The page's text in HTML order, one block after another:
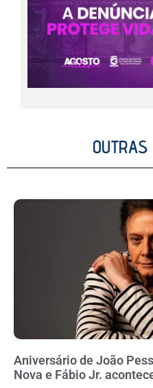
Aniversário de João
Nova e Fábio Jr.